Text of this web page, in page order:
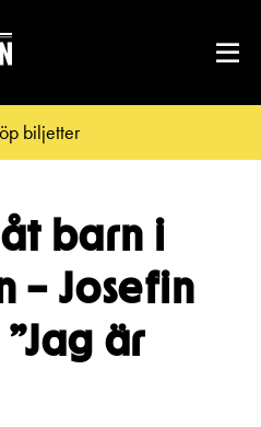
biljetter
barn i
– Josefin
är